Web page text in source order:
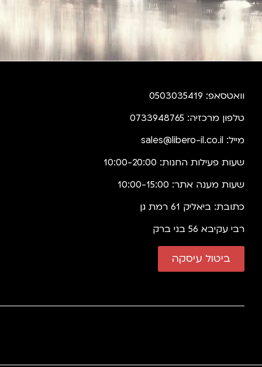
וואטסאפ: 0503035419
טלפון מרכזיה: 0733948765
מייל: sales@libero-il.co.il
שעות פעילות החנות: 10:00-20:00
שעות מענה אתר: 10:00-15:00
כתובת: ביאליק 61 רמת גן
רבי עקיבא 56 בני ברק
ביטול עיסקה